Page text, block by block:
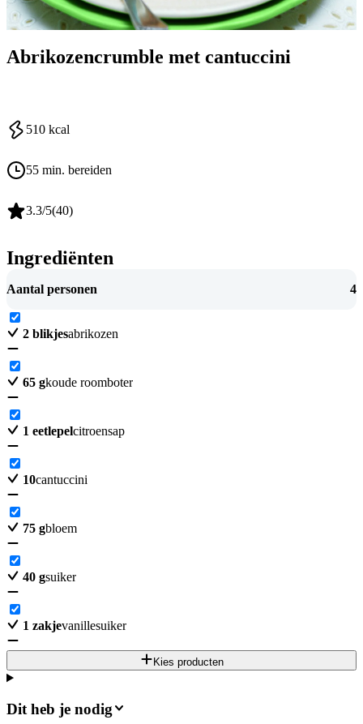
Abrikozencrumble met cantuccini
510 kcal
55 min. bereiden
3.3/5(40)
Ingrediënten
Aantal personen 4
2 blikjesabrikozen
65 gkoude roomboter
1 eetlepelcitroensap
10cantuccini
75 gbloem
40 gsuiker
1 zakjevanillesuiker
Kies producten
Dit heb je nodig